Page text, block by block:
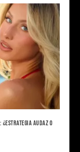
¿ESTRATEGIA AUDAZ O